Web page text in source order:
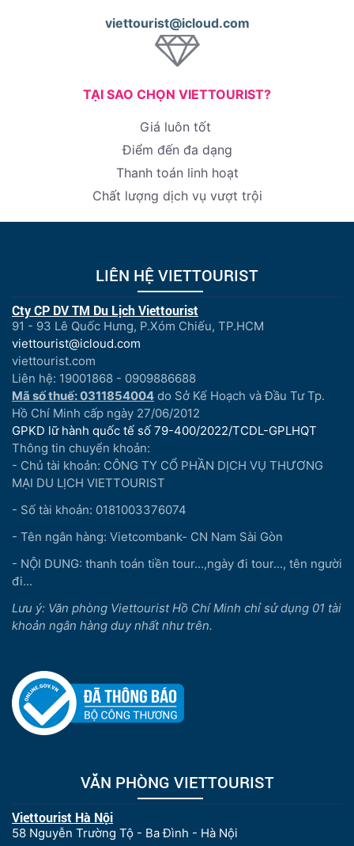
viettourist@icloud.com
TẠI SAO CHỌN VIETTOURIST?
Giá luôn tốt
Điểm đến đa dạng
Thanh toán linh hoạt
Chất lượng dịch vụ vượt trội
LIÊN HỆ VIETTOURIST
Cty CP DV TM Du Lịch Viettourist
91 - 93 Lê Quốc Hưng, P.Xóm Chiếu, TP.HCM
viettourist@icloud.com
viettourist.com
Liên hệ: 19001868 - 0909886688
Mã số thuế: 0311854004 do Sở Kế Hoạch và Đầu Tư Tp.
Hồ Chí Minh cấp ngày 27/06/2012
GPKD lữ hành quốc tế số 79-400/2022/TCDL-GPLHQT
Thông tin chuyển khoản:
- Chủ tài khoản: CÔNG TY CỔ PHẦN DỊCH VỤ THƯƠNG
MẠI DU LỊCH VIETTOURIST
- Số tài khoản: 0181003376074
- Tên ngân hàng: Vietcombank- CN Nam Sài Gòn
- NỘI DUNG: thanh toán tiền tour...,ngày đi tour..., tên người
đi...
Lưu ý: Văn phòng Viettourist Hồ Chí Minh chỉ sử dụng 01 tài
khoản ngân hàng duy nhất như trên.
VĂN PHÒNG VIETTOURIST
Viettourist Hà Nội
58 Nguyễn Trường Tộ - Ba Đình - Hà Nội